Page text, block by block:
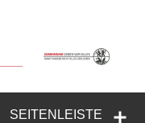
Feuerwehr
SEITENLEISTE